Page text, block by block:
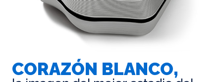
CORAZÓN BLANCO,